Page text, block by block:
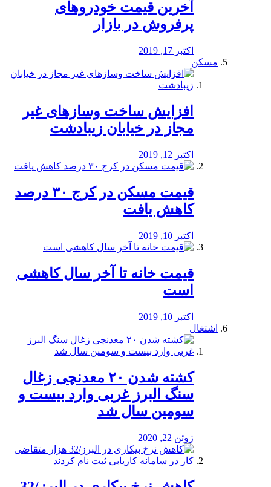
آخرین قیمت خودرو‌های
پرفروش در بازار
اکتبر 17, 2019
مسکن
افزایش ساخت وسازهای غیر
مجاز در خیابان زیبادشت
اکتبر 12, 2019
️قیمت مسکن در کرج ۳۰ درصد
کاهش یافت
اکتبر 10, 2019
قیمت خانه تا آخر سال کاهشی
است
اکتبر 10, 2019
اشتغال
کشته شدن ۲۰ معدنچی زغال
سنگ البرز غربی وارد بیست و
سومین سال شد
ژوئن 22, 2020